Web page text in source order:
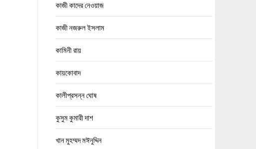
কাজী কাদের নেওয়াজ
কাজী নজরুল ইসলাম
কামিনী রায়
কায়কোবাদ
কালীপ্রসন্ন ঘোষ
কুসুম কুমারী দাশ
খান মুহম্মদ মঈনুদ্দিন